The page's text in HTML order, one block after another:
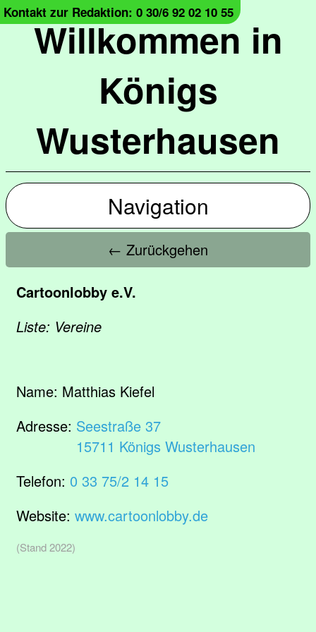
Willkommen in
Königs
Wusterhausen
Kontakt zur Redaktion: 0 30/6 92 02 10 55
Navigation
← Zurückgehen
Cartoonlobby e.V.
Liste: Vereine
Name: Matthias Kiefel
Adresse: Seestraße 37
15711 Königs Wusterhausen
Telefon: 0 33 75/2 14 15
Website: www.cartoonlobby.de
(Stand 2022)